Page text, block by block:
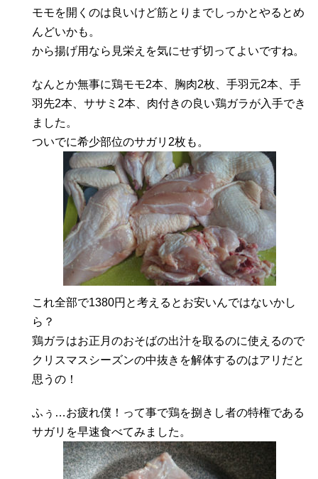
モモを開くのは良いけど筋とりまでしっかとやるとめ
んどいかも。
から揚げ用なら見栄えを気にせず切ってよいですね。
なんとか無事に鶏モモ2本、胸肉2枚、手羽元2本、手
羽先2本、ササミ2本、肉付きの良い鶏ガラが入手でき
ました。
ついでに希少部位のサガリ2枚も。
これ全部で1380円と考えるとお安いんではないかし
ら？
鶏ガラはお正月のおそばの出汁を取るのに使えるので
クリスマスシーズンの中抜きを解体するのはアリだと
思うの！
ふぅ…お疲れ僕！って事で鶏を捌きし者の特権である
サガリを早速食べてみました。